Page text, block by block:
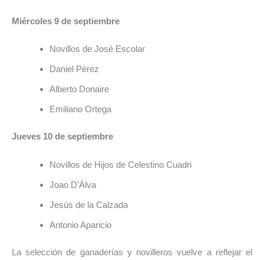
Miércoles 9 de septiembre
Novillos de José Escolar
Daniel Pérez
Alberto Donaire
Emiliano Ortega
Jueves 10 de septiembre
Novillos de Hijos de Celestino Cuadri
Joao D’Álva
Jesús de la Calzada
Antonio Aparicio
La selección de ganaderías y novilleros vuelve a reflejar el